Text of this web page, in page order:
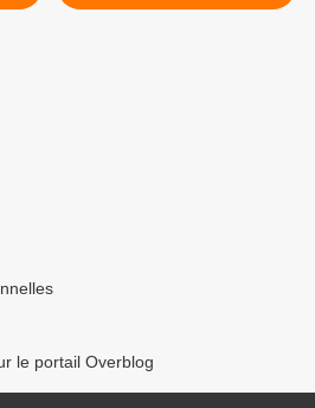
le portail Overblog